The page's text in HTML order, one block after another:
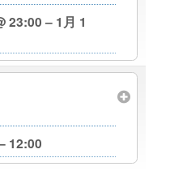
23:00 – 1月 1
12:00